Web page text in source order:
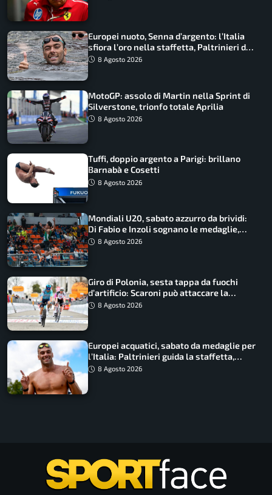
Europei nuoto, Senna d’argento: l’Italia
sfiora l’oro nella staffetta, Paltrinieri da
urlo, il bilancio azzurro
8 Agosto 2026
MotoGP: assolo di Martin nella Sprint di
Silverstone, trionfo totale Aprilia
8 Agosto 2026
Tuffi, doppio argento a Parigi: brillano
Barnabà e Cosetti
8 Agosto 2026
Mondiali U20, sabato azzurro da brividi:
Di Fabio e Inzoli sognano le medaglie,
Castellani e Succo in finale
8 Agosto 2026
Giro di Polonia, sesta tappa da fuochi
d’artificio: Scaroni può attaccare la
maglia di Lemmen
8 Agosto 2026
Europei acquatici, sabato da medaglie per
l’Italia: Paltrinieri guida la staffetta,
Barnabà sogna l’oro dalle grandi altezze
8 Agosto 2026